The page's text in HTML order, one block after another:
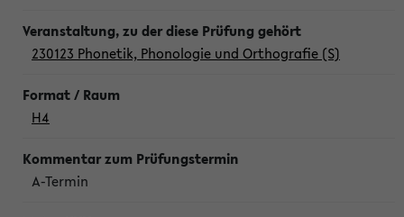
230123 Phonetik, Phonologie und Orthografie (S)
H4
A-Termin